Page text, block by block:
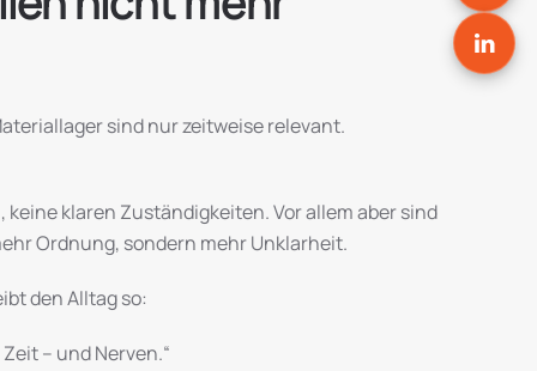
sind nur zeitweise relevant.
klaren Zuständigkeiten. Vor allem aber sind
Ordnung, sondern mehr Unklarheit.
den Alltag so:
– und Nerven.“